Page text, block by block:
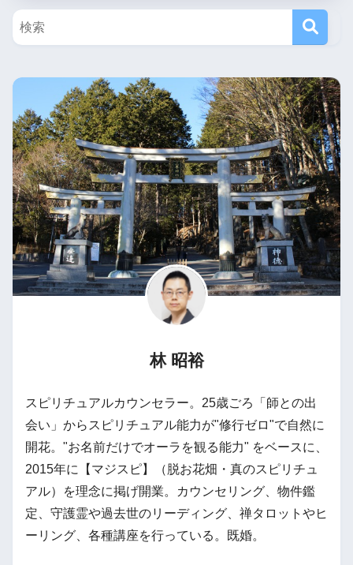
林 昭裕
スピリチュアルカウンセラー。25歳ごろ「師との出
会い」からスピリチュアル能力が"修行ゼロ"で自然に
開花。"お名前だけでオーラを観る能力" をベースに、
2015年に【マジスピ】（脱お花畑・真のスピリチュ
アル）を理念に掲げ開業。カウンセリング、物件鑑
定、守護霊や過去世のリーディング、禅タロットやヒ
ーリング、各種講座を行っている。既婚。